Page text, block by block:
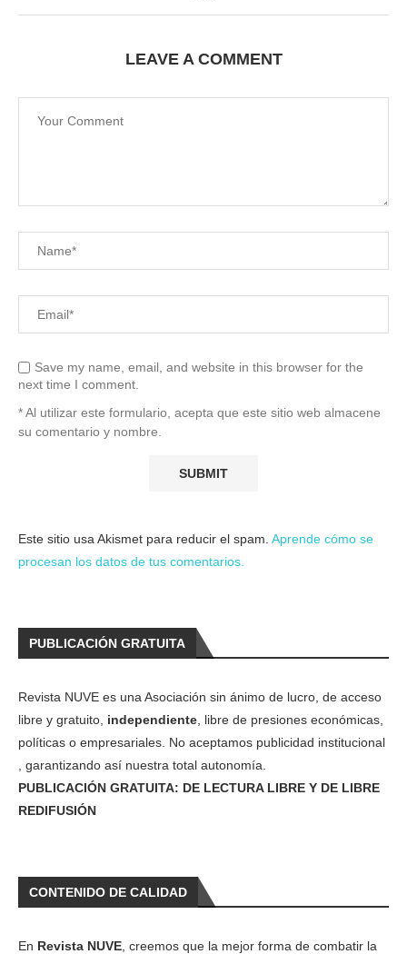
LEAVE A COMMENT
Save my name, email, and website in this browser for the
next time I comment.
* Al utilizar este formulario, acepta que este sitio web almacene
su comentario y nombre.
Este sitio usa Akismet para reducir el spam. Aprende cómo se
procesan los datos de tus comentarios.
PUBLICACIÓN GRATUITA
Revista NUVE es una Asociación sin ánimo de lucro, de acceso
libre y gratuito, independiente , libre de presiones económicas,
políticas o empresariales. No aceptamos publicidad institucional
, garantizando así nuestra total autonomía.
PUBLICACIÓN GRATUITA: DE LECTURA LIBRE Y DE LIBRE
REDIFUSIÓN
CONTENIDO DE CALIDAD
En Revista NUVE , creemos que la mejor forma de combatir la